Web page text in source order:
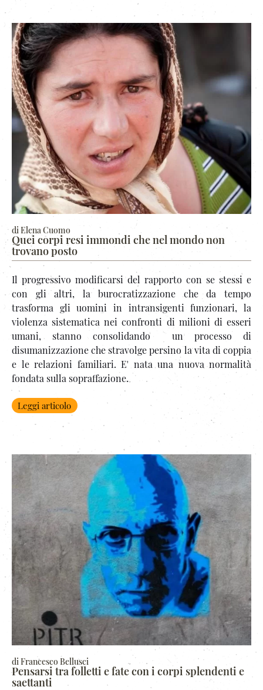
di Elena Cuomo
Quei corpi resi immondi che nel mondo non
trovano posto
Il progressivo modificarsi del rapporto con se stessi e
con gli altri, la burocratizzazione che da tempo
trasforma gli uomini in intransigenti funzionari, la
violenza sistematica nei confronti di milioni di esseri
umani, stanno consolidando un processo di
disumanizzazione che stravolge persino la vita di coppia
e le relazioni familiari. E' nata una nuova normalità
fondata sulla sopraffazione.
Leggi articolo
di Francesco Bellusci
Pensarsi tra folletti e fate con i corpi splendenti e
saettanti